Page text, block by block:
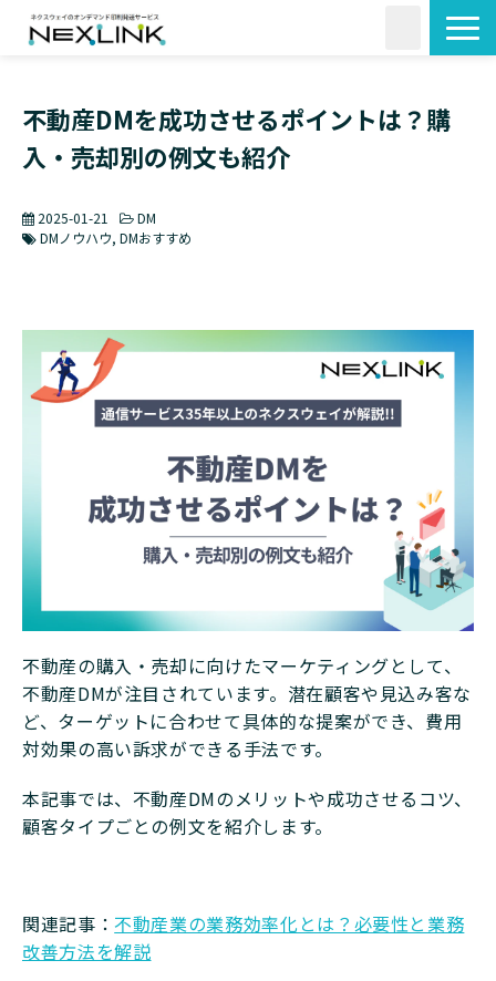
活用シーン
料金・形状
不動産DMを成功させるポイントは？購
入・売却別の例文も紹介
2025-01-21
DM
DMノウハウ DMおすすめ
不動産の購入・売却に向けたマーケティングとして、
不動産DMが注目されています。潜在顧客や見込み客な
ど、ターゲットに合わせて具体的な提案ができ、費用
対効果の高い訴求ができる手法です。
本記事では、不動産DMのメリットや成功させるコツ、
顧客タイプごとの例文を紹介します。
関連記事：不動産業の業務効率化とは？必要性と業務
改善方法を解説